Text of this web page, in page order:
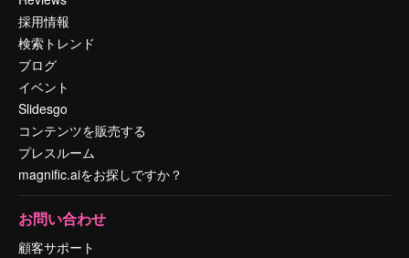
採用情報
検索トレンド
ブログ
イベント
Slidesgo
コンテンツを販売する
プレスルーム
magnific.aiをお探しですか？
お問い合わせ
顧客サポート